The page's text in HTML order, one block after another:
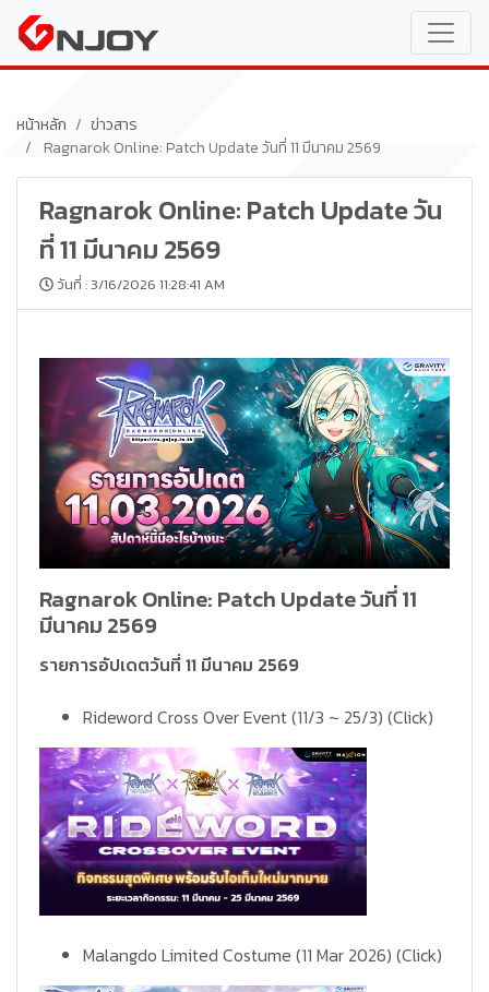
หน้าหลัก
ข่าวสาร
Ragnarok Online: Patch Update วันที่ 11 มีนาคม 2569
Ragnarok Online: Patch Update วัน
ที่ 11 มีนาคม 2569
วันที่ : 3/16/2026 11:28:41 AM
Ragnarok Online: Patch Update วันที่ 11
มีนาคม 2569
รายการอัปเดตวันที่ 11 มีนาคม 2569
Rideword Cross Over Event (11/3 ~ 25/3) (Click)
Malangdo Limited Costume (11 Mar 2026) (Click)